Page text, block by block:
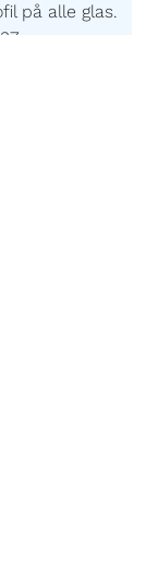
på alle glas.